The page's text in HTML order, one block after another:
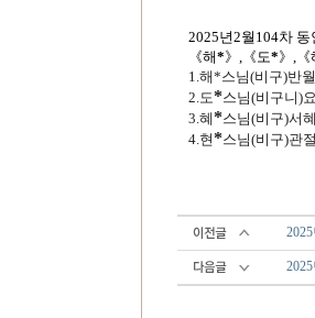
2025년2월 104차 동
《해*》 ,《도*》 ,《
1.해*스님(비구)반
2.도*스님(비구니)
3.혜 *스님(비구)서
4.현 *스님(비구)관절